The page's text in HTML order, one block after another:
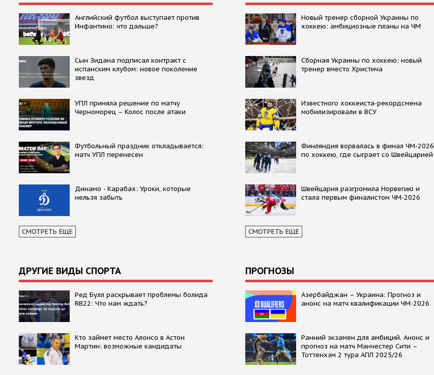
Английский футбол выступает против
Инфантино: что дальше?
Сын Зидана подписал контракт с
испанским клубом: новое поколение
звезд
УПЛ приняла решение по матчу
Черноморец – Колос после атаки
Футбольный праздник откладывается:
матч УПЛ перенесен
Динамо - Карабах: Уроки, которые
нельзя забыть
СМОТРЕТЬ ЕЩЕ
Новый тренер сборной Украины по
хоккею: амбициозные планы на ЧМ
Сборная Украины по хоккею: новый
тренер вместо Христича
Известного хоккеиста-рекордсмена
мобилизировали в ВСУ
Финляндия ворвалась в финал ЧМ-2026
по хоккею, где сыграет со Швейцарией
Швейцария разгромила Норвегию и
стала первым финалистом ЧМ-2026
СМОТРЕТЬ ЕЩЕ
ДРУГИЕ ВИДЫ СПОРТА
Ред Булл раскрывает проблемы болида
RB22: Что нам ждать?
Кто займет место Алонсо в Астон
Мартин: возможные кандидаты
ПРОГНОЗЫ
Азербайджан – Украина: Прогноз и
анонс на матч квалификации ЧМ-2026
Ранний экзамен для амбиций. Анонс и
прогноз на матч Манчестер Сити –
Тоттенхэм 2 тура АПЛ 2025/26